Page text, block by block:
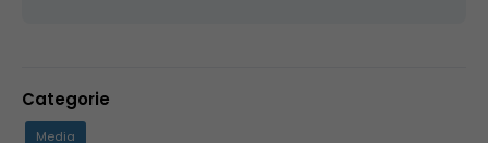
Categorie
Media